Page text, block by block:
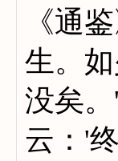
《通
生。
没矣
云：'